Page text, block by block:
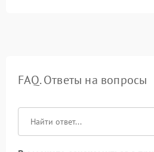
FAQ. Ответы на вопросы